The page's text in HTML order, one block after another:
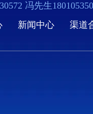
冯先生
新闻中心 渠道